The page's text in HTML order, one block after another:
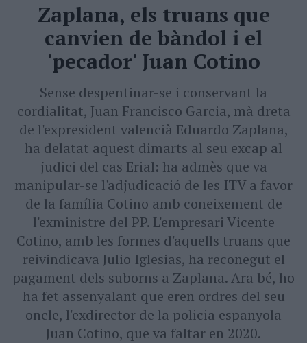
Zaplana, els truans que
canvien de bàndol i el
'pecador' Juan Cotino
Sense despentinar-se i conservant la
cordialitat, Juan Francisco Garcia, mà dreta
de l'expresident valencià Eduardo Zaplana,
ha delatat aquest dimarts al seu excap al
judici del cas Erial: ha admès que va
manipular-se l'adjudicació de les ITV a favor
de la família Cotino amb coneixement de
l'exministre del PP. L'empresari Vicente
Cotino, amb les formes d'aquells truans que
reivindicava Julio Iglesias, ha reconegut el
pagament dels suborns a Zaplana. Ara bé, ho
ha fet assenyalant que eren ordres del seu
oncle, l'exdirector de la policia espanyola
Juan Cotino, que va faltar en 2020.